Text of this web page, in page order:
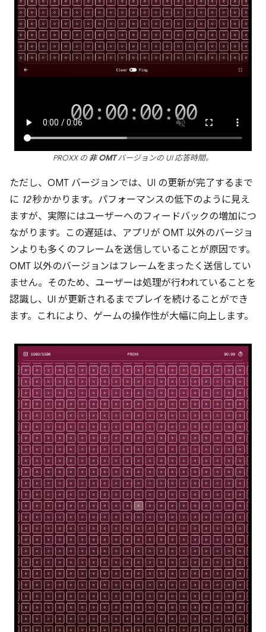
PROXX の 非 OMTバージョンの UI 応答時間。
ただし、OMT バージョンでは、UI の更新が完了するまで
に 12秒かかります。パフォーマンスの低下のように見え
ますが、実際にはユーザーへのフィードバックの増加につ
ながります。この遅延は、アプリが OMT 以外のバージョ
ンよりも多くのフレームを送信していることが原因です。
OMT 以外のバージョンはフレームをまったく送信してい
ません。そのため、ユーザーは処理が行われていることを
認識し、UI が更新されるまでプレイを続けることができ
ます。これにより、ゲームの操作性が大幅に向上します。